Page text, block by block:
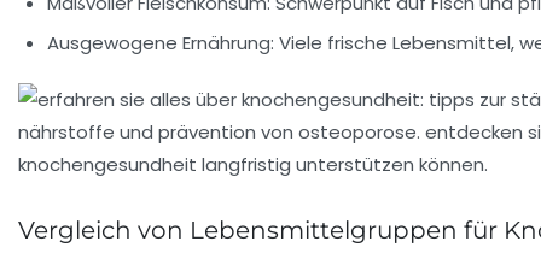
Ausgewogene Ernährung: Viele frische Lebensmittel,
Vergleich von Lebensmittelgruppen für